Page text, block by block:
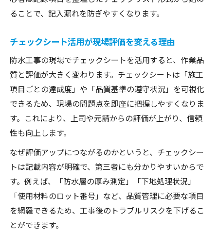
防水工事記録簿で日当アップを実現する方
施工票やチェックシートで評価を高めるコ
ツ
品質管理を徹底し安定収入につなげる工夫
単価表と記録簿の連携で給与アップを狙う
自主検査表を活用した自己アピール術
防水工事の見積書作成に強くなるコツ
由
施工票・単価表を活用した見積書の書き方
品質管理項目から見積根拠を明確化する方
法
チェックシートと記録簿で説明力を向上
ることで、記入漏れを防ぎやすくなります。
チェックシート活用が現場評価を変える理由
防水工事の現場でチェックシートを活用すると、作業品
質と評価が大きく変わります。チェックシートは「施工
項目ごとの達成度」や「品質基準の遵守状況」を可視化
できるため、現場の問題点を即座に把握しやすくなりま
す。これにより、上司や元請からの評価が上がり、信頼
性も向上します。
なぜ評価アップにつながるのかというと、チェックシー
トは記載内容が明確で、第三者にも分かりやすいからで
す。例えば、「防水層の厚み測定」「下地処理状況」
「使用材料のロット番号」など、品質管理に必要な項目
を網羅できるため、工事後のトラブルリスクを下げるこ
とができます。